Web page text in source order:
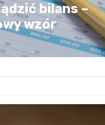
bilans –
wzór